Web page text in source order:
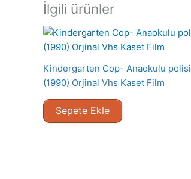
İlgili ürünler
Kindergarten Cop- Anaokulu polisi
(1990) Orjinal Vhs Kaset Film
Sepete Ekle